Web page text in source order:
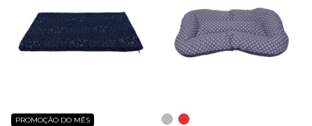
PROMOÇÃO DO MÊS